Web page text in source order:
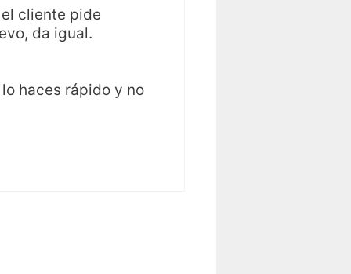
cliente pide
da igual.
haces rápido y no